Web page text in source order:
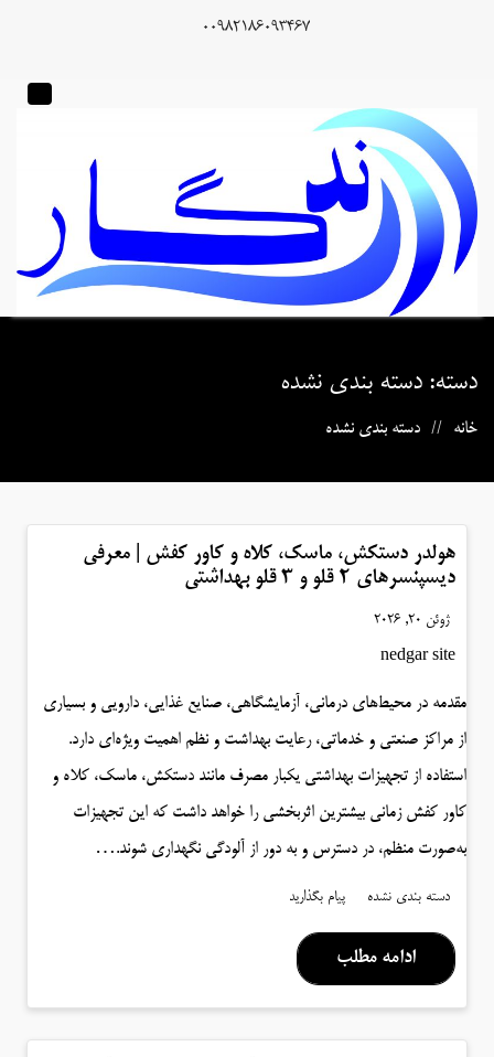
00982186093467
دسته: دسته بندی نشده
خانه دسته بندی نشده
هولدر دستکش، ماسک، کلاه و کاور کفش | معرفی
دیسپنسرهای ۲ قلو و ۳ قلو بهداشتی
ژوئن 20, 2026
nedgar site
مقدمه در محیط‌های درمانی، آزمایشگاهی، صنایع غذایی، دارویی و بسیاری
از مراکز صنعتی و خدماتی، رعایت بهداشت و نظم اهمیت ویژه‌ای دارد.
استفاده از تجهیزات بهداشتی یکبار مصرف مانند دستکش، ماسک، کلاه و
کاور کفش زمانی بیشترین اثربخشی را خواهد داشت که این تجهیزات
به‌صورت منظم، در دسترس و به دور از آلودگی نگهداری شوند.…
دسته بندی نشده پیام بگذارید
ادامه مطلب